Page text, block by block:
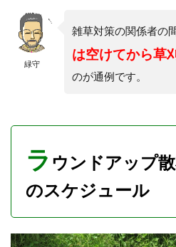
緑守
雑草対策の関係者の
は空けてから草
のが通例です。
ラ ウンドアップ
のスケジュール